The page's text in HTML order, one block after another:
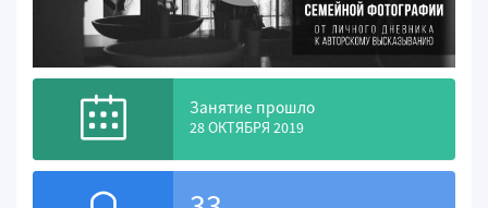
Занятие прошло
28 ОКТЯБРЯ 2019